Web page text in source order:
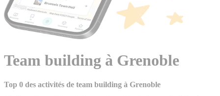
Team building à Grenoble
Top 0 des activités de team building à Grenoble